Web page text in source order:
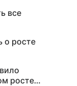
все
о росте
росте